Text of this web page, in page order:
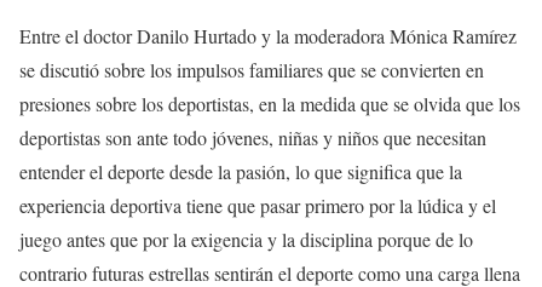
Entre el doctor Danilo Hurtado y la moderadora Mónica Ramírez
se discutió sobre los impulsos familiares que se convierten en
presiones sobre los deportistas, en la medida que se olvida que los
deportistas son ante todo jóvenes, niñas y niños que necesitan
entender el deporte desde la pasión, lo que significa que la
experiencia deportiva tiene que pasar primero por la lúdica y el
juego antes que por la exigencia y la disciplina porque de lo
contrario futuras estrellas sentirán el deporte como una carga llena